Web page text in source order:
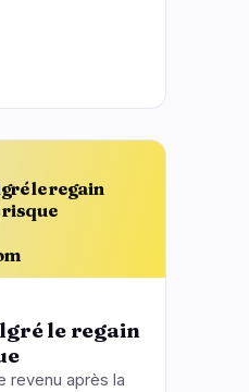
le regain
risque
le regain
revenu après la